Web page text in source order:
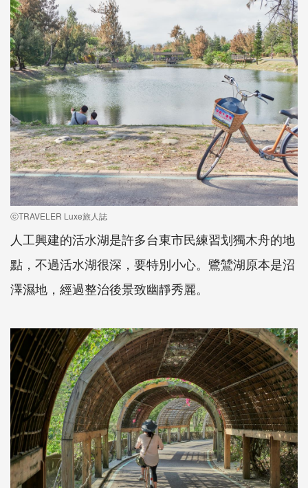
ⓒTRAVELER Luxe旅人誌
人工興建的活水湖是許多台東市民練習划獨木舟的地
點，不過活水湖很深，要特別小心。鷺鷥湖原本是沼
澤濕地，經過整治後景致幽靜秀麗。